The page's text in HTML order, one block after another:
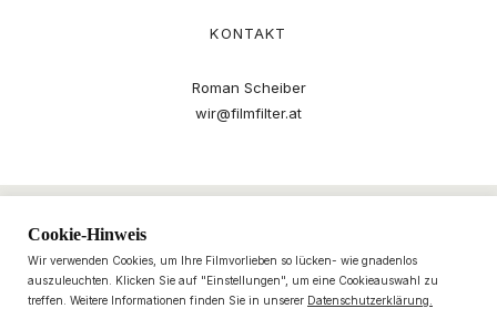
KONTAKT
Roman Scheiber
wir@filmfilter.at
Cookie-Hinweis
Wir verwenden Cookies, um Ihre Filmvorlieben so lücken- wie gnadenlos
auszuleuchten. Klicken Sie auf "Einstellungen", um eine Cookieauswahl zu
treffen. Weitere Informationen finden Sie in unserer Datenschutzerklärung.